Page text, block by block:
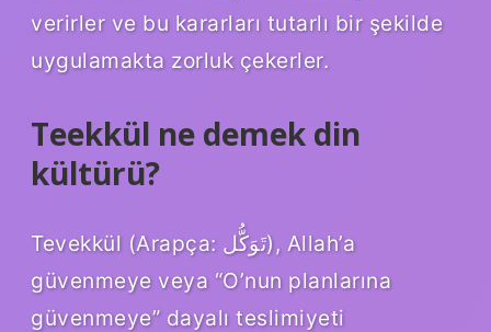
verirler ve bu kararları tutarlı bir şekilde
uygulamakta zorluk çekerler.
Teekkül ne demek din
kültürü?
Tevekkül (Arapça: تَوَكُّل), Allah’a
güvenmeye veya “O’nun planlarına
güvenmeye” dayalı teslimiyeti